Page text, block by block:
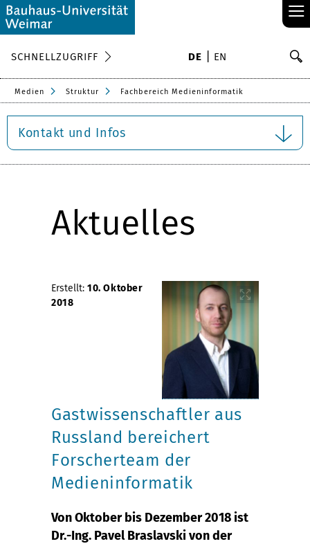
≡
SCHNELLZUGRIFF DE EN
Medien Struktur Fachbereich Medieninformatik
Kontakt und Infos
Aktuelles
Erstellt: 10. Oktober
2018
Gastwissenschaftler aus
Russland bereichert
Forscherteam der
Medieninformatik
Von Oktober bis Dezember 2018 ist
Dr.-Ing. Pavel Braslavski von der